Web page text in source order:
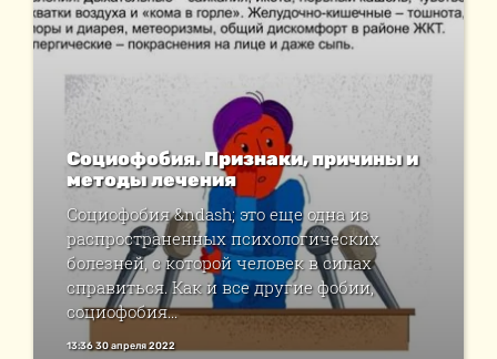
Социофобия. Признаки, причины и
методы лечения
Социофобия &ndash; это еще одна из
распространенных психологических
болезней, с которой человек в силах
справиться. Как и все другие фобии,
социофобия...
13:36 30 апреля 2022